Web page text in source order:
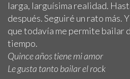
larga, larguísima realidad.
después. Seguiré un rato más.
que todavía me permite bailar
tiempo.
Quince años tiene mi amor
Le gusta tanto bailar el rock